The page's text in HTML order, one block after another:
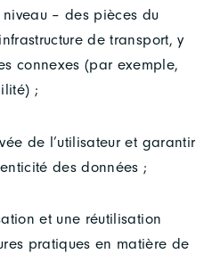
– des pièces du
de transport, y
connexes (par exemple,
;
de l’utilisateur et garantir
des données ;
et une réutilisation
pratiques en matière de